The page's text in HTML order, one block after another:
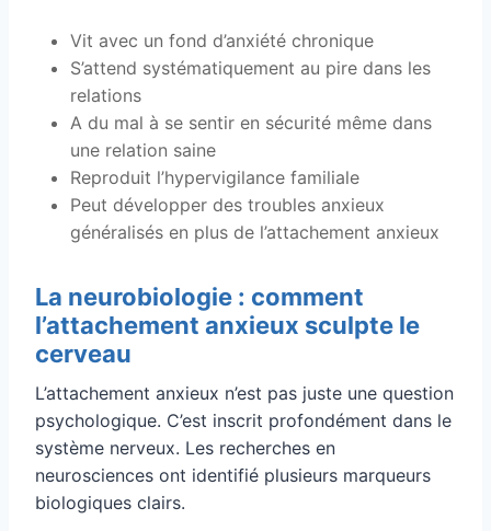
Vit avec un fond d’anxiété chronique
S’attend systématiquement au pire dans les
relations
A du mal à se sentir en sécurité même dans
une relation saine
Reproduit l’hypervigilance familiale
Peut développer des troubles anxieux
généralisés en plus de l’attachement anxieux
La neurobiologie : comment
l’attachement anxieux sculpte le
cerveau
L’attachement anxieux n’est pas juste une question
psychologique. C’est inscrit profondément dans le
système nerveux. Les recherches en
neurosciences ont identifié plusieurs marqueurs
biologiques clairs.